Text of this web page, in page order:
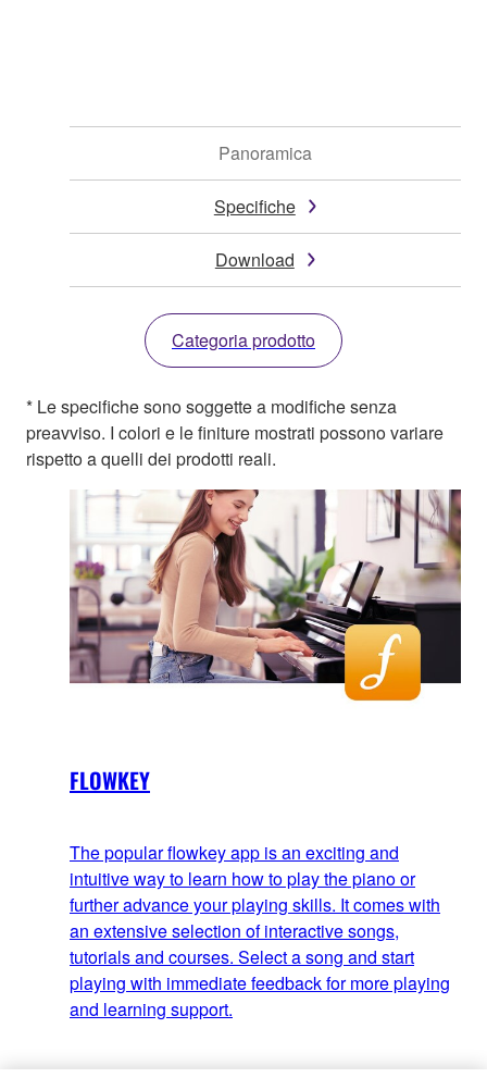
Panoramica
Specifiche
Download
Categoria prodotto
* Le specifiche sono soggette a modifiche senza
preavviso. I colori e le finiture mostrati possono variare
rispetto a quelli dei prodotti reali.
FLOWKEY
The popular flowkey app is an exciting and
intuitive way to learn how to play the piano or
further advance your playing skills. It comes with
an extensive selection of interactive songs,
tutorials and courses. Select a song and start
playing with immediate feedback for more playing
and learning support.